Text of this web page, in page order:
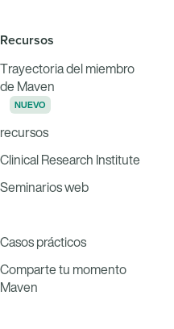
Recursos
Trayectoria del miembro
de Maven
NUEVO
recursos
Clinical Research Institute
Seminarios web
Casos prácticos
Comparte tu momento
Maven